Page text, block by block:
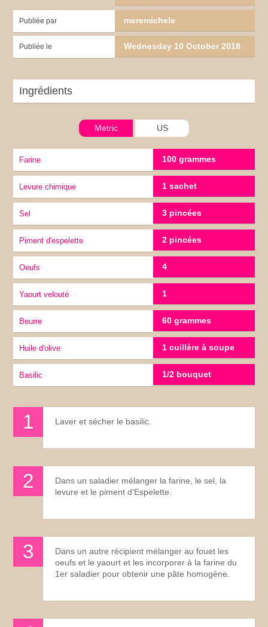
Publiée par meremichele
Publiée le Wednesday 10 October 2018
Ingrédients
Metric US
Farine 100 grammes
Levure chimique 1 sachet
sel 3 pincées
Piment d'espelette 2 pincées
Oeufs 4
Yaourt velouté 1
Beurre 60 grammes
Huile d'olive 1 cuillère à soupe
Basilic 1/2 bouquet
Laver et sécher le basilic.
Dans un saladier mélanger la farine, le sel, la
levure et le piment d'Espelette.
Dans un autre récipient mélanger au fouet les
oeufs et le yaourt et les incorporer à la farine du
1er saladier pour obtenir une pâte homogène.